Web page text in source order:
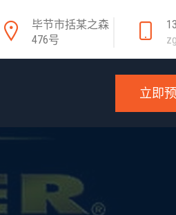
毕节市括某之森
476号
立即